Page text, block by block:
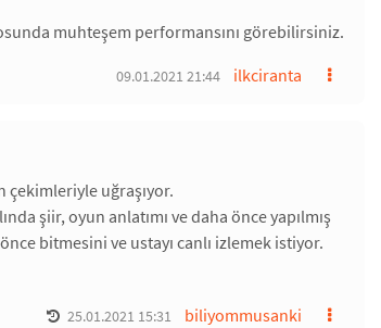
muhteşem performansını görebilirsiniz.
ilkciranta
09.01.2021 21:44
çekimleriyle uğraşıyor.
şiir, oyun anlatımı ve daha önce yapılmış
bitmesini ve ustayı canlı izlemek istiyor.
biliyommusanki
25.01.2021 15:31